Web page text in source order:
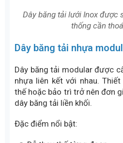
Chế biến thực phẩm
Sấy khô
Đông lạnh
Công nghiệp hóa chất
Các vật liệu phổ biến: Inox
316.